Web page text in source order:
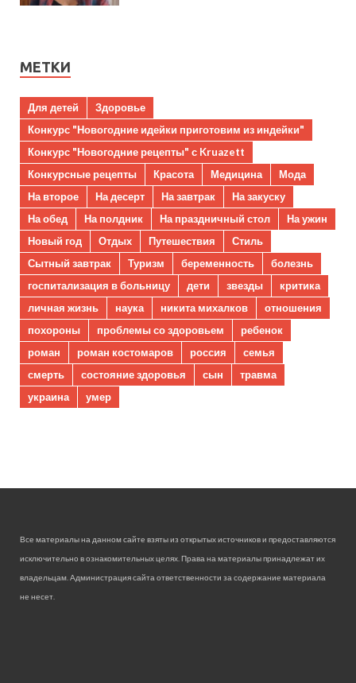
МЕТКИ
Для детей
Здоровье
Конкурс "Новогодние идейки приготовим из индейки"
Конкурс "Новогодние рецепты" с Kruazett
Конкурсные рецепты
Красота Медицина
Мода
На второе
На десерт На завтрак
На закуску
На обед
На полдник На праздничный стол
На ужин
Новый год
Отдых Путешествия
Стиль
Сытный завтрак
Туризм беременность
болезнь
госпитализация в больницу
дети звезды
критика
личная жизнь
наука никита михалков
отношения
похороны
проблемы со здоровьем
ребенок
роман
роман костомаров россия
семья
смерть
состояние здоровья сын
травма
украина
умер
Все материалы на данном сайте взяты из открытых источников и предоставляются
исключительно в ознакомительных целях. Права на материалы принадлежат их
владельцам. Администрация сайта ответственности за содержание материала
не несет.